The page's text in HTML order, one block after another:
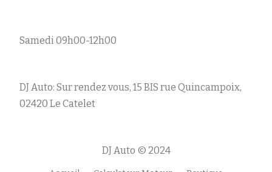
Samedi 09h00-12h00
DJ Auto: Sur rendez vous, 15 BIS rue Quincampoix,
02420 Le Catelet
DJ Auto © 2024